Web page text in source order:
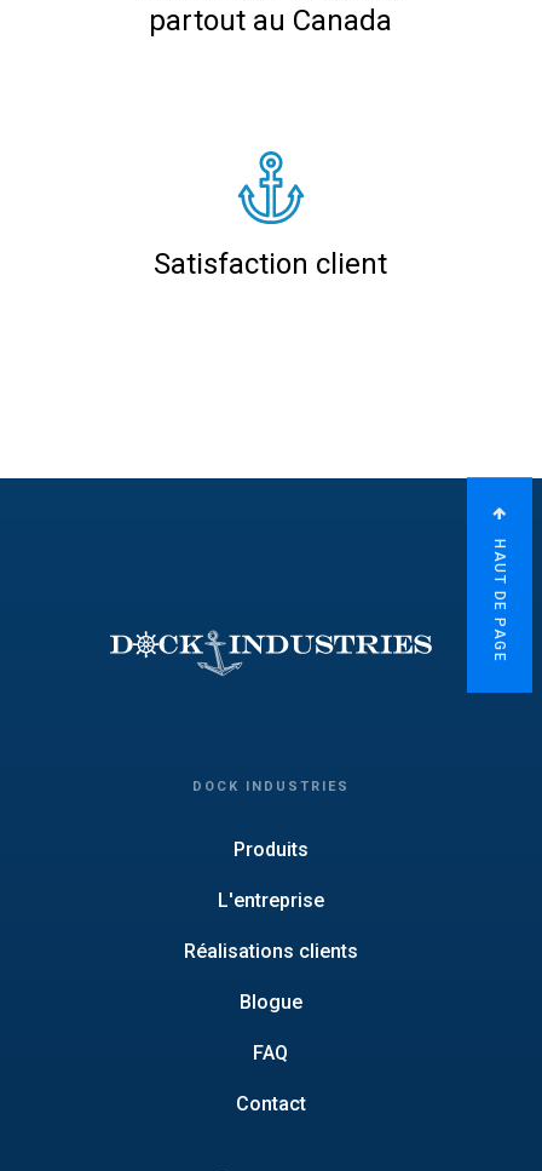
partout au Canada
Satisfaction client
HAUT DE PAGE
DOCK INDUSTRIES
Produits
L'entreprise
Réalisations clients
Blogue
FAQ
Contact